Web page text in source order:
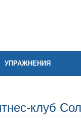
УПРАЖНЕНИЯ
клуб